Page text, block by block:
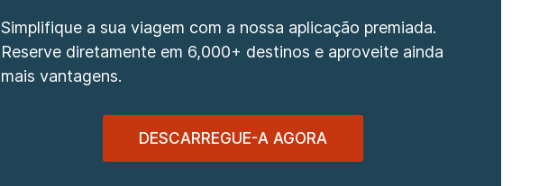
Simplifique a sua viagem com a nossa aplicação premiada.
Reserve diretamente em 6,000+ destinos e aproveite ainda
mais vantagens.
DESCARREGUE-A AGORA